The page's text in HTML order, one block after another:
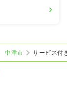
中津市
サービス付